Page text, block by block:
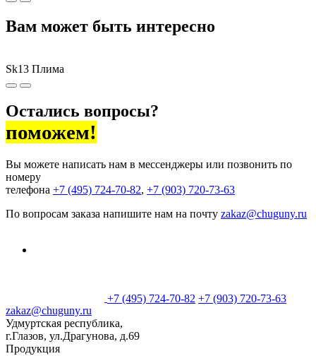
Вам может быть интересно
Sk13 Плима
Остались вопросы?
поможем!
Вы можете написать нам в мессенджеры или позвонить по
номеру
телефона +7 (495) 724-70-82, +7 (903) 720-73-63
По вопросам заказа напишите нам на почту zakaz@chuguny.ru
+7 (495) 724-70-82 +7 (903) 720-73-63
zakaz@chuguny.ru
Удмуртская республика,
г.Глазов, ул.Драгунова, д.69
Продукция